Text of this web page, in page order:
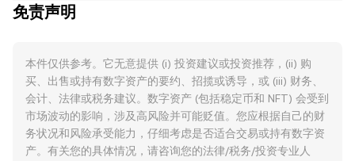
免责声明
本件仅供参考。它无意提供 (i) 投资建议或投资推荐，(ii) 购
买、出售或持有数字资产的要约、招揽或诱导，或 (iii) 财务、
会计、法律或税务建议。数字资产 (包括稳定币和 NFT) 会受到
市场波动的影响，涉及高风险并可能贬值。您应根据自己的财
务状况和风险承受能力，仔细考虑是否适合交易或持有数字资
产。有关您的具体情况，请咨询您的法律/税务/投资专业人